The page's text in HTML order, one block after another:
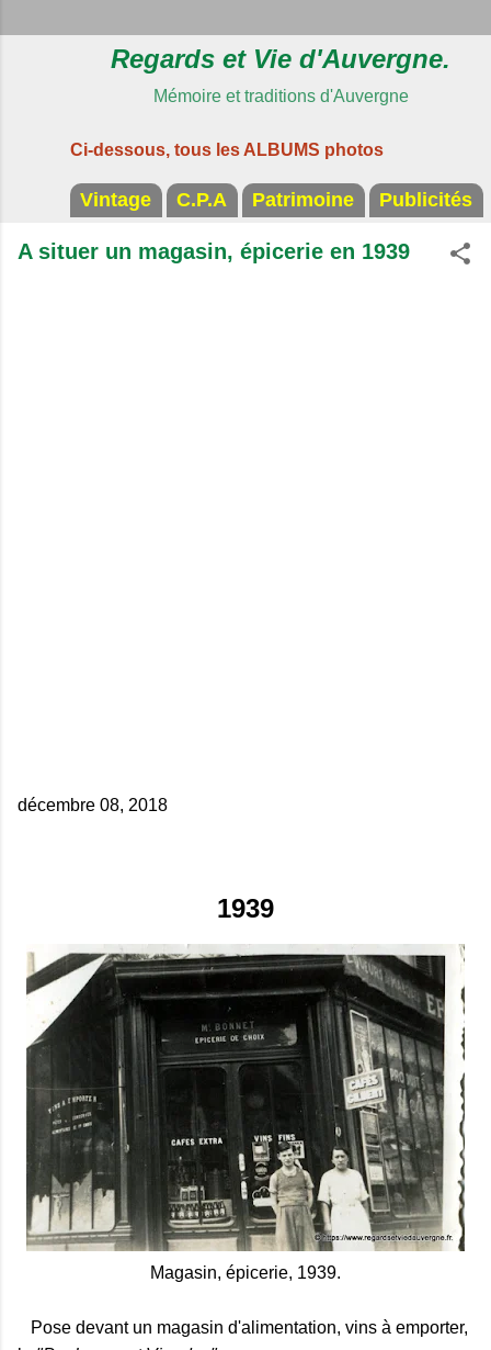
Regards et Vie d'Auvergne.
Mémoire et traditions d'Auvergne
Ci-dessous, tous les ALBUMS photos
Vintage C.P.A Patrimoine Publicités
A situer un magasin, épicerie en 1939
décembre 08, 2018
1939
Magasin, épicerie, 1939.
Pose devant un magasin d'alimentation, vins à emporter,